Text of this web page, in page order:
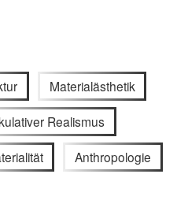
Materialästhetik
Realismus
Anthropologie